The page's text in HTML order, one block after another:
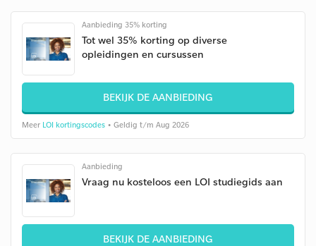
Aanbieding 35% korting
Tot wel 35% korting op diverse
opleidingen en cursussen
BEKIJK DE AANBIEDING
Meer LOI kortingscodes • Geldig t/m Aug 2026
Aanbieding
Vraag nu kosteloos een LOI studiegids aan
BEKIJK DE AANBIEDING